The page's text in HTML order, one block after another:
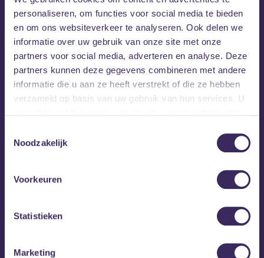
personaliseren, om functies voor social media te bieden
en om ons websiteverkeer te analyseren. Ook delen we
informatie over uw gebruik van onze site met onze
partners voor social media, adverteren en analyse. Deze
partners kunnen deze gegevens combineren met andere
informatie die u aan ze heeft verstrekt of die ze hebben
verzameld op basis van uw gebruik van hun services. U
Noodzakelijk
Voorkeuren
Statistieken
Marketing
MEZZ tipt